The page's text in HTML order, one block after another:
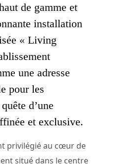
de gamme et
installation
« Living
une adresse
pour les
d’une
et exclusive.
privilégié au cœur de
situé dans le centre